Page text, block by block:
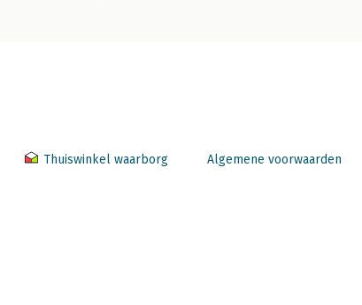
Thuiswinkel waarborg Algemene voorwaarden